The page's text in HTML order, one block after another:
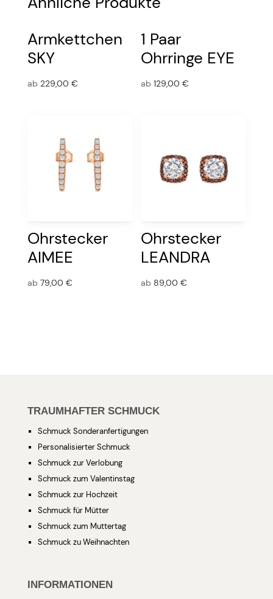
Armkettchen
SKY
ab 229,00 €
1 Paar
Ohrringe EYE
ab129,00€
Ohrstecker
AIMEE
ab 79,00 €
Ohrstecker
LEANDRA
ab 89,00€
TRAUMHAFTER SCHMUCK
Schmuck Sonderanfertigungen
Personalisierter Schmuck
Schmuck zur Verlobung
Schmuck zum Valentinstag
Schmuck zur Hochzeit
Schmuck für Mütter
Schmuck zum Muttertag
Schmuck zu Weihnachten
INFORMATIONEN